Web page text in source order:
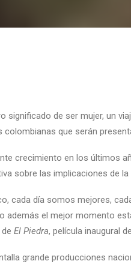
significado de ser mujer,
que serán
crecimiento en los últimos
sobre las implicaciones de
cada día somos mejores,
además el mejor momento
El Piedra, película inaugural
grande producciones